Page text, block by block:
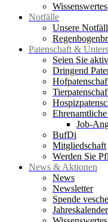
Wissenswertes
Notfälle
Unsere
Patenschaft &
Seien Sie
Dringend
Job-
BufDi
Mitgliedschaft
Werden Sie
News & Aktionen
News
Newsletter
Spende
Jahreskalender